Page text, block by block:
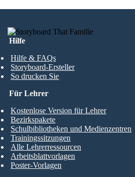
Hilfe
Hilfe & FAQs
Storyboard-Ersteller
So drucken Sie
Für Lehrer
Kostenlose Version für Lehrer
Bezirkspakete
Schulbibliotheken und Medienzentren
Trainingssitzungen
Alle Lehrerressourcen
Arbeitsblattvorlagen
Poster-Vorlagen